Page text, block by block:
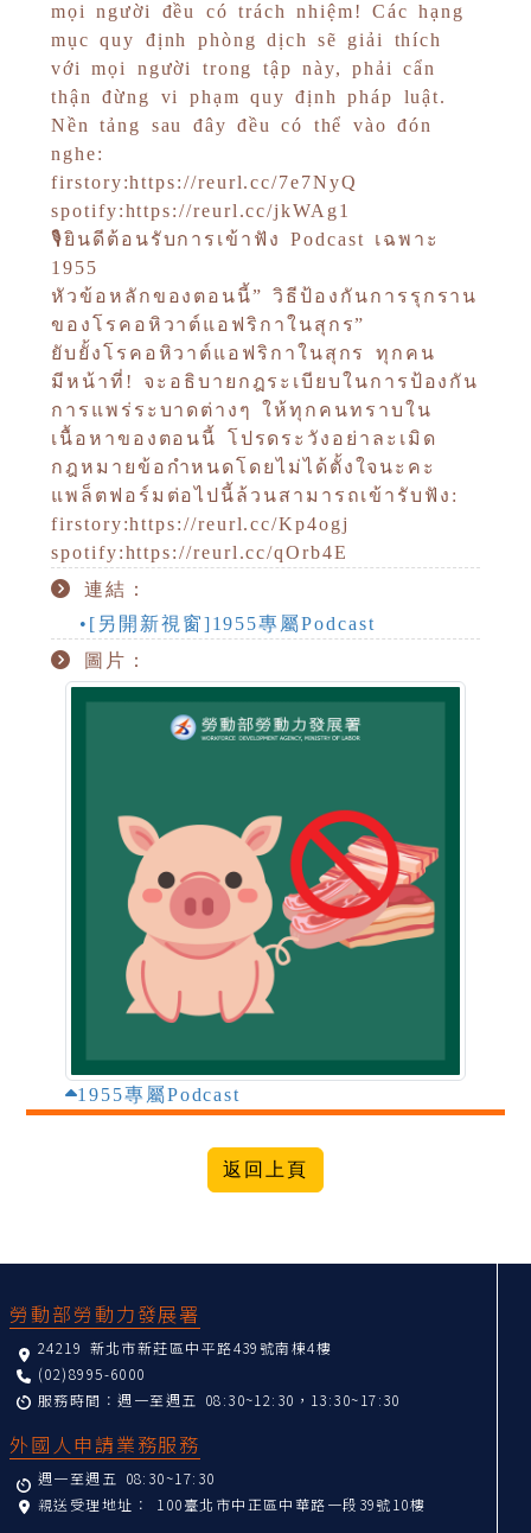
mọi người đều có trách nhiệm! Các hạng
mục quy định phòng dịch sẽ giải thích
với mọi người trong tập này, phải cẩn
thận đừng vi phạm quy định pháp luật.
Nền tảng sau đây đều có thể vào đón
nghe:
firstory:https://reurl.cc/7e7NyQ
spotify:https://reurl.cc/jkWAg1
🎙ยินดีต้อนรับการเข้าฟัง Podcast เฉพาะ
1955
หัวข้อหลักของตอนนี้” วิธีป้องกันการรุกราน
ของโรคอหิวาต์แอฟริกาในสุกร”
ยับยั้งโรคอหิวาต์แอฟริกาในสุกร ทุกคน
มีหน้าที่! จะอธิบายกฎระเบียบในการป้องกัน
การแพร่ระบาดต่างๆ ให้ทุกคนทราบใน
เนื้อหาของตอนนี้ โปรดระวังอย่าละเมิด
กฎหมายข้อกำหนดโดยไม่ได้ตั้งใจนะคะ
แพล็ตฟอร์มต่อไปนี้ล้วนสามารถเข้ารับฟัง:
firstory:https://reurl.cc/Kp4ogj
spotify:https://reurl.cc/qOrb4E
連結：
•[另開新視窗]1955專屬Podcast
圖片：
1955專屬Podcast
勞動部勞動力發展署
24219 新北市新莊區中平路439號南棟4樓
(02)8995-6000
服務時間：週一至週五 08:30~12:30，13:30~17:30
外國人申請業務服務
週一至週五 08:30~17:30
親送受理地址： 100臺北市中正區中華路一段39號10樓